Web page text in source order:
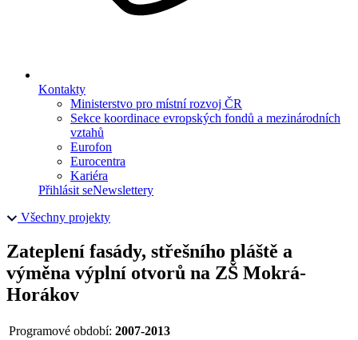
Kontakty
Ministerstvo pro místní rozvoj ČR
Sekce koordinace evropských fondů a mezinárodních
vztahů
Eurofon
Eurocentra
Kariéra
Přihlásit seNewslettery
Všechny projekty
Zateplení fasády, střešního pláště a
výměna výplní otvorů na ZŠ Mokrá-
Horákov
Programové období: 2007-2013